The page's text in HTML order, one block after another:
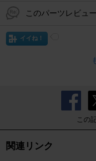
このパーツレビュ
イイね！
この
関連リンク